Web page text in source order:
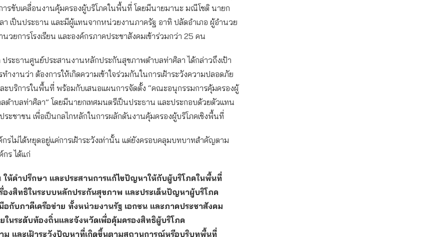
การขับเคลื่อนงานคุ้มครองผู้บริโภคในพื้นที่ โดยมีนายมานะ มณีโชติ นายก
า เป็นประธาน และมีผู้แทนจากหน่วยงานภาครัฐ อาทิ ปลัดอำเภอ ผู้อำนวย
วยการโรงเรียน และองค์กรภาคประชาสังคมเข้าร่วมกว่า 25 คน
ประธานศูนย์ประสานงานหลักประกันสุขภาพตำบลท่าศิลา ได้กล่าวถึงเป้า
งานว่า ต้องการให้เกิดความเข้าใจร่วมกันในการเฝ้าระวังความปลอดภัย
ะบริการในพื้นที่ พร้อมกับเสนอแผนการจัดตั้ง “คณะอนุกรรมการคุ้มครองผู้
ลตำบลท่าศิลา” โดยมีนายกเทศมนตรีเป็นประธาน และประกอบด้วยตัวแทน
ระชาชน เพื่อเป็นกลไกหลักในการผลักดันงานคุ้มครองผู้บริโภคเชิงพื้นที่
รไม่ได้หยุดอยู่แค่การเฝ้าระวังเท่านั้น แต่ยังครอบคลุมบทบาทสำคัญตาม
กร ได้แก่
น ให้คำปรึกษา และประสานการแก้ไขปัญหาให้กับผู้บริโภคในพื้นที่
รื่องสิทธิในระบบหลักประกันสุขภาพ และประเด็นปัญหาผู้บริโภค
อกับภาคีเครือข่าย ทั้งหน่วยงานรัฐ เอกชน และภาคประชาสังคม
ยในระดับท้องถิ่นและจังหวัดเพื่อคุ้มครองสิทธิผู้บริโภค
ม และเฝ้าระวังปัญหาที่เกิดขึ้นตามสถานการณ์หรือบริบทพื้นที่